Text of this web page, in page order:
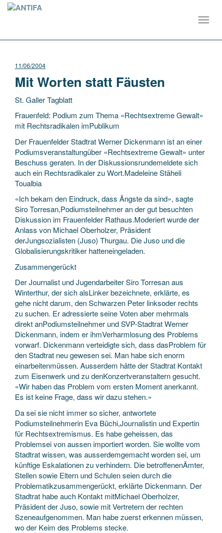
11/06/2004
Mit Worten statt Fäusten
St. Galler Tagblatt
Frauenfeld: Podium zum Thema «Rechtsextreme Gewalt»
mit Rechtsradikalen imPublikum
Der Frauenfelder Stadtrat Werner Dickenmann ist an einer
Podiumsveranstaltungüber «Rechtsextreme Gewalt» unter
Beschuss geraten. In der Diskussionsrundemeldete sich
auchein Rechtsradikaler zu Wort.Madeleine Stäheli
Toualbia
«Ich bekam den Eindruck, dass Ängste da sind», sagte
Siro Torresan,Podiumsteilnehmer an der gut besuchten
Diskussion im Frauenfelder Rathaus.Moderiert wurde der
Anlass von Michael Oberholzer, Präsident
derJungsozialisten (Juso) Thurgau. Die Juso und die
Globalisierungskritiker hatteneingeladen.
Zusammengerückt
Der Journalist und Jugendarbeiter Siro Torresan aus
Winterthur, der sich alsLinker bezeichnete, erklärte, es
gehe nicht darum, den Schwarzen Peter linksoder rechts
zu suchen. Er adressierte seine Voten aber mehrmals
direkt anPodiumsteilnehmer und SVP-Stadtrat Werner
Dickenmann, indem er ihmVerharmlosung des Problems
vorwarf. Dickenmann verteidigte sich, dass dasProblem für
den Stadtrat neu gewesen sei. Man habe sich enorm
einarbeitenmüssen. Ausserdem hätte der Stadtrat Kontakt
zum Eisenwerk und zu denKonzertveranstaltern gesucht.
«Wir haben das Problem vom ersten Moment anerkannt.
Es ist keine Frage, dass wir dazu stehen.»
Da sei sie nicht immer so sicher, antwortete
Podiumsteilnehmerin Eva Büchi,Journalistin und Expertin
für Rechtsextremismus. Es habe geheissen, das
Problemsei von aussen importiert worden. Sie wollte vom
Stadtrat wissen, was ausserdemgemacht worden sei, um
künftige Eskalationen zu verhindern. Die betroffenenÄmter,
Stellen sowie Eltern und Schulen seien durch die
Problematikzusammengerückt, erklärte Dickenmann. Der
Stadtrat habe auch Kontakt mitMichael Oberholzer,
Präsident der Juso, sowie mit Vertretern der rechten
Szeneaufgenommen. Man habe zuerst erkennen müssen,
wo der Keim des Problems stecke.